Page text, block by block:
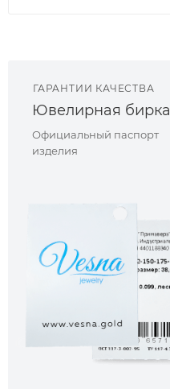
ГАРАНТИИ КАЧЕСТВА
Ювелирная бирка
Официальный паспорт
изделия